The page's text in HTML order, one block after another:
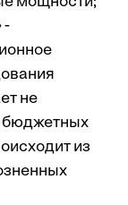
-
не
бюджетных
из